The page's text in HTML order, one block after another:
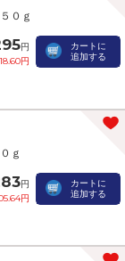
０ｇ
円
円
カートに
追加する
ｇ
円
円
カートに
追加する